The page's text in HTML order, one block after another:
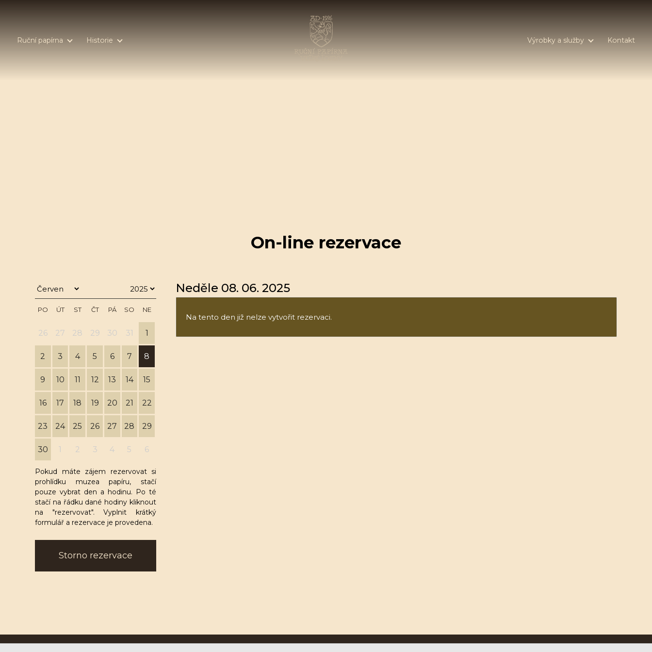
Ruční papírna Historie Výrobky a služby Kontakt
On-line rezervace
PO ÚT ST ČT PÁ SO NE
26 27 28 29 30 31 1
2 3 4 5 6 7 8
9 10 11 12 13 14 15
16 17 18 19 20 21 22
23 24 25 26 27 28 29
30 1 2 3 4 5 6
Pokud máte zájem rezervovat si
prohlídku muzea papíru, stačí
pouze vybrat den a hodinu. Po té
stačí na řádku dané hodiny kliknout
na "rezervovat". Vyplnit krátký
formulář a rezervace je provedena.
Storno rezervace
Neděle 08. 06. 2025
Na tento den již nelze vytvořit rezervaci.